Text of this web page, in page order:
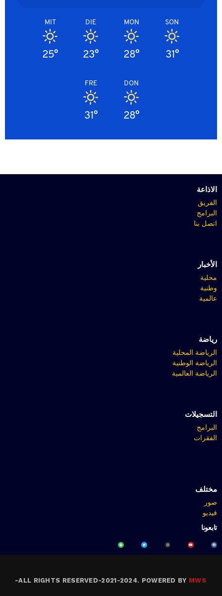
SON
31°
MON
28°
DIE
23°
MIT
25°
DON
28°
FRE
31°
الاذاعة
الفريق
البرامج
اتصل بنا
الأخبار
محلية
وطنية
عالمية
رياضة
الرياضة المحلية
الرياضة الوطنية
الرياضة العالمية
التسجيلات
البرامج
الفقرات
مختلف
صور
فيديو
تابعونا
ALL RIGHTS RESERVED-2021-2024. POWERED BY MWS
-